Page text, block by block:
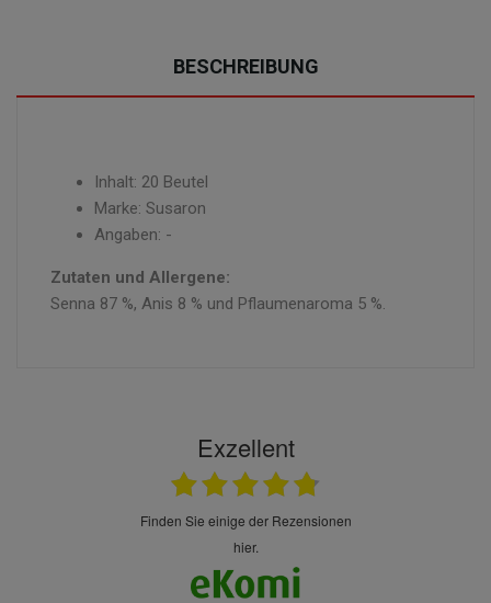
BESCHREIBUNG
Inhalt: 20 Beutel
Marke: Susaron
Angaben: -
Zutaten und Allergene:
Senna 87 %, Anis 8 % und Pflaumenaroma 5 %.
Exzellent
finden Sie einige der Rezensionen
hier.